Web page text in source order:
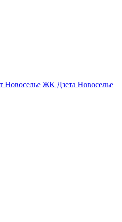
Новоселье ЖК Дзета Новоселье